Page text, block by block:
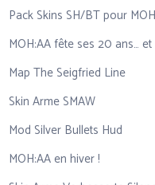
Pack Skins SH/BT pour
MOH:AA fête ses 20 ans…
Map The Seigfried Line
Skin Arme SMAW
Mod Silver Bullets Hud
MOH:AA en hiver !